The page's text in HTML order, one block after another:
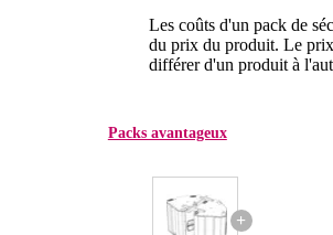
Les coûts d'un pack de
du prix du produit. Le
différer d'un produit à
Packs avantageux
+